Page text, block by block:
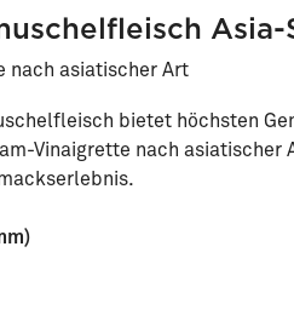
Asia-
nach asiatischer Art
bietet höchsten
Vinaigrette nach asiatischer